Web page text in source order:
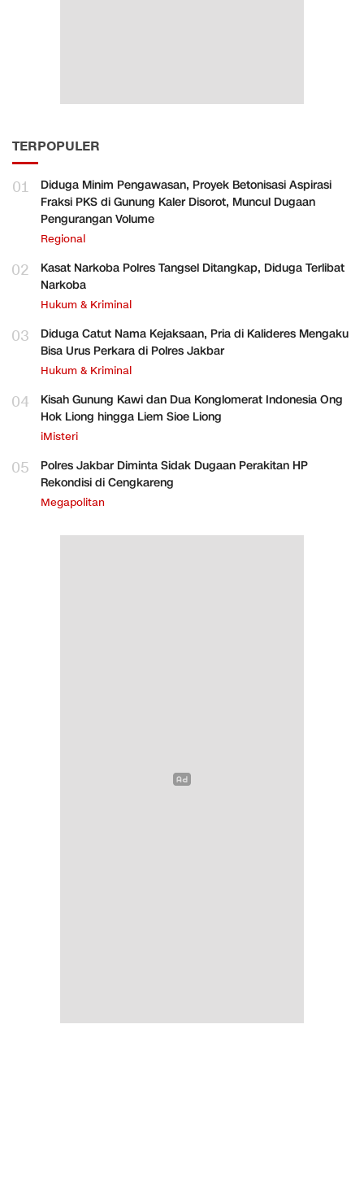
TERPOPULER
01
Diduga Minim Pengawasan, Proyek Betonisasi Aspirasi
Fraksi PKS di Gunung Kaler Disorot, Muncul Dugaan
Pengurangan Volume
Regional
02
Kasat Narkoba Polres Tangsel Ditangkap, Diduga Terlibat
Narkoba
Hukum & Kriminal
03
Diduga Catut Nama Kejaksaan, Pria di Kalideres Mengaku
Bisa Urus Perkara di Polres Jakbar
Hukum & Kriminal
04
Kisah Gunung Kawi dan Dua Konglomerat Indonesia Ong
Hok Liong hingga Liem Sioe Liong
iMisteri
05
Polres Jakbar Diminta Sidak Dugaan Perakitan HP
Rekondisi di Cengkareng
Megapolitan